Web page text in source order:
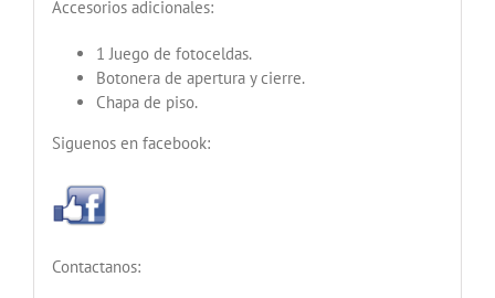
Accesorios adicionales:
1 Juego de fotoceldas.
Botonera de apertura y cierre.
Chapa de piso.
Siguenos en facebook:
Contactanos: